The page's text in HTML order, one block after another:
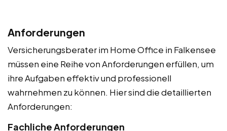
Anforderungen
Versicherungsberater im Home Office in Falkensee
müssen eine Reihe von Anforderungen erfüllen, um
ihre Aufgaben effektiv und professionell
wahrnehmen zu können. Hier sind die detaillierten
Anforderungen:
Fachliche Anforderungen